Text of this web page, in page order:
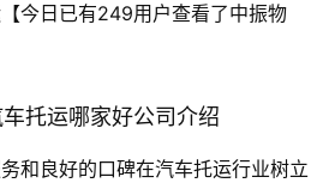
今日已有249用户查看了中振物
托运哪家好公司介绍
和良好的口碑在汽车托运行业树立